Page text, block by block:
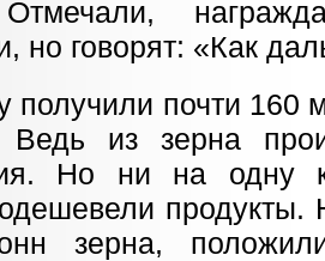
Отмечали,
но говорят: «Как
получили почти 160
Ведь из зерна
Но ни на одну
зерна,